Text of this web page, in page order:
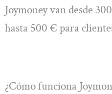
Joymoney van desde
hasta 500 € para
¿Cómo funciona